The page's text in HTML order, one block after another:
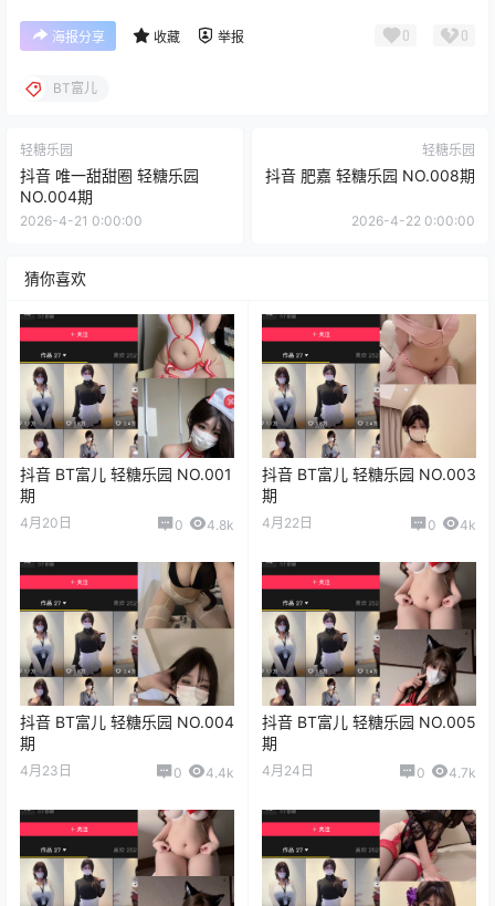
海报分享 收藏 举报 0 0
BT富儿
轻糖乐园
抖音 唯一甜甜圈 轻糖乐园
NO.004期
2026-4-21 0:00:00
轻糖乐园
抖音 肥嘉 轻糖乐园 NO.008期
2026-4-22 0:00:00
猜你喜欢
抖音 BT富儿 轻糖乐园 NO.001
期
4月20日 0 4.8k
抖音 BT富儿 轻糖乐园 NO.003
期
4月22日 0 4k
抖音 BT富儿 轻糖乐园 NO.004
期
4月23日 0 4.4k
抖音 BT富儿 轻糖乐园 NO.005
期
4月24日 0 4.7k